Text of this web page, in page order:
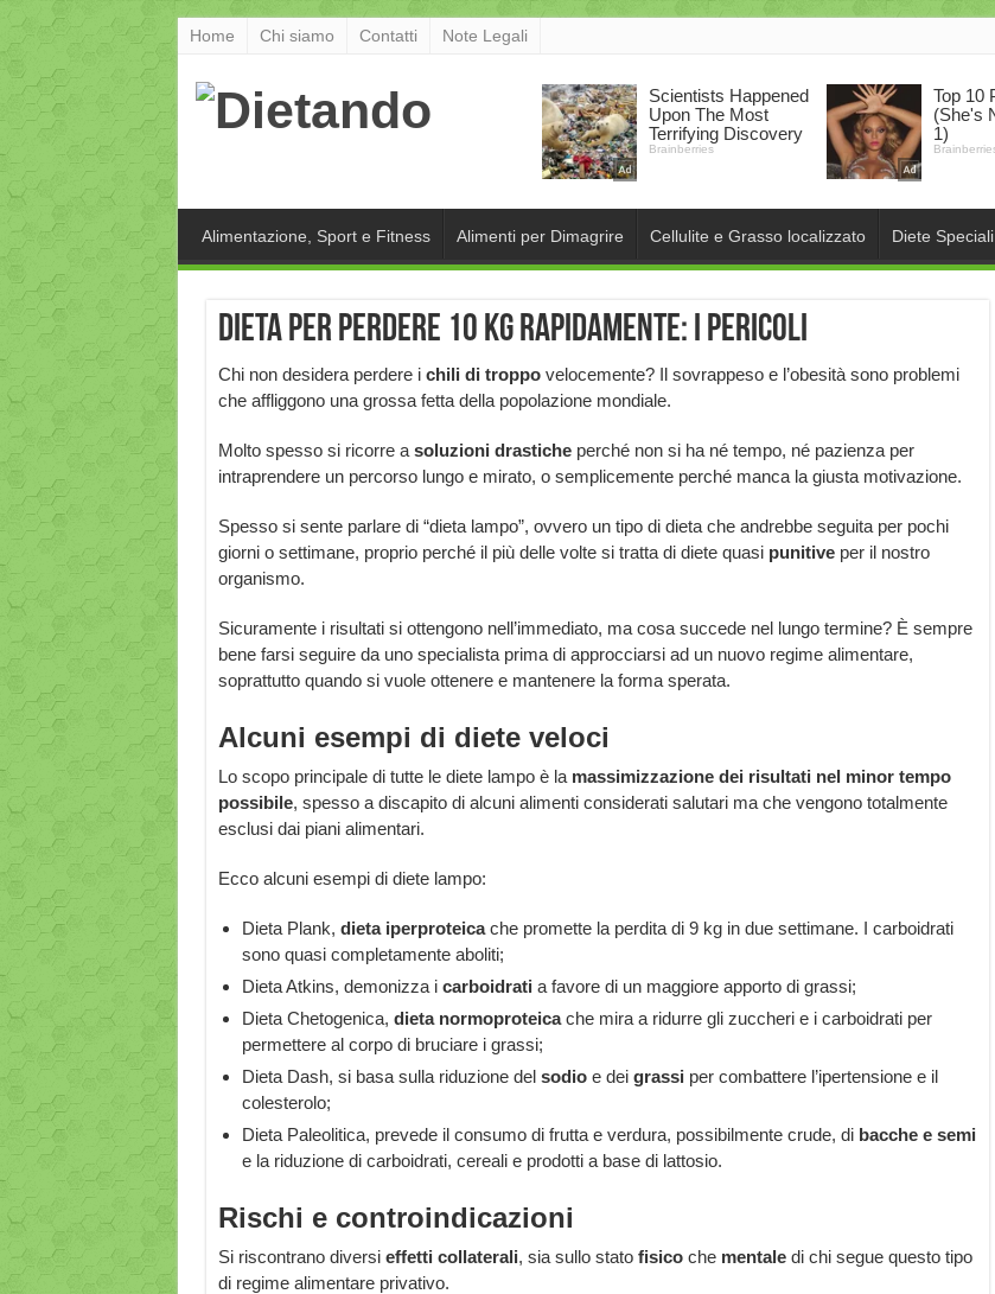
Home Chi siamo Contatti Note Legali
Alimentazione, Sport e Fitness Alimenti per Dimagrire Cellulite e Grasso localizzato Diete Speciali
Dieta per perdere 10 kg rapidamente: i pericoli
Chi non desidera perdere i chili di troppovelocemente? Il sovrappeso e l’obesità sono problemi
che affliggono una grossa fetta della popolazione mondiale.
Molto spesso si ricorre a soluzioni drasticheperché non si ha né tempo, né pazienza per
intraprendere un percorso lungo e mirato, o semplicemente perché manca la giusta motivazione.
Spesso si sente parlare di “dieta lampo”, ovvero un tipo di dieta che andrebbe seguita per pochi
giorni o settimane, proprio perché il più delle volte si tratta di diete quasi punitiveper il nostro
organismo.
Sicuramente i risultati si ottengono nell’immediato, ma cosa succede nel lungo termine? È sempre
bene farsi seguire da uno specialista prima di approcciarsi ad un nuovo regime alimentare,
soprattutto quando si vuole ottenere e mantenere la forma sperata.
Alcuni esempi di diete veloci
Lo scopo principale di tutte le diete lampo è la massimizzazione dei risultati nel minor tempo
possibile, spesso a discapito di alcuni alimenti considerati salutari ma che vengono totalmente
esclusi dai piani alimentari.
Ecco alcuni esempi di diete lampo:
Dieta Plank, dieta iperproteicache promette la perdita di 9 kg in due settimane. I carboidrati
sono quasi completamente aboliti;
Dieta Atkins, demonizza i carboidrati a favore di un maggiore apporto di grassi;
Dieta Chetogenica, dieta normoproteicache mira a ridurre gli zuccheri e i carboidrati per
permettere al corpo di bruciare i grassi;
Dieta Dash, si basa sulla riduzione del sodioe dei grassi per combattere l’ipertensione e il
colesterolo;
Dieta Paleolitica, prevede il consumo di frutta e verdura, possibilmente crude, di bacche e semi
e la riduzione di carboidrati, cereali e prodotti a base di lattosio.
Rischi e controindicazioni
Si riscontrano diversi effetti collaterali, sia sullo stato fisicoche mentaledi chi segue questo tipo
di regime alimentare privativo.